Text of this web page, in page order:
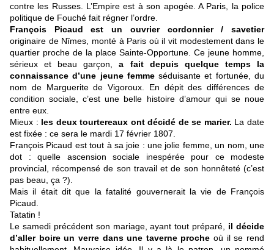
contre les Russes. L’Empire est à son apogée. A Paris, la police
politique de Fouché fait régner l’ordre.
François Picaud est un ouvrier cordonnier / savetier
originaire de Nîmes, monté à Paris où il vit modestement dans le
quartier proche de la place Sainte-Opportune. Ce jeune homme,
sérieux et beau garçon,a fait depuis quelque temps la
connaissance d’une jeune femmeséduisante et fortunée, du
nom de Marguerite de Vigoroux. En dépit des différences de
condition sociale, c’est une belle histoire d’amour qui se noue
entre eux.
Mieux : les deux tourtereaux ont décidé de se marier. La date
est fixée : ce sera le mardi 17 février 1807.
François Picaud est tout à sa joie : une jolie femme, un nom, une
dot : quelle ascension sociale inespérée pour ce modeste
provincial, récompensé de son travail et de son honnêteté (c’est
pas beau, ça ?).
Mais il était dit que la fatalité gouvernerait la vie de François
Picaud.
Tatatin !
Le samedi précédent son mariage, ayant tout préparé, il décide
d’aller boire un verre dans une taverne proche où il se rend